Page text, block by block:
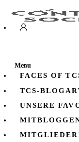
Menu
FACES OF
TCS-
UNSERE
Home
Unsere Favoriten